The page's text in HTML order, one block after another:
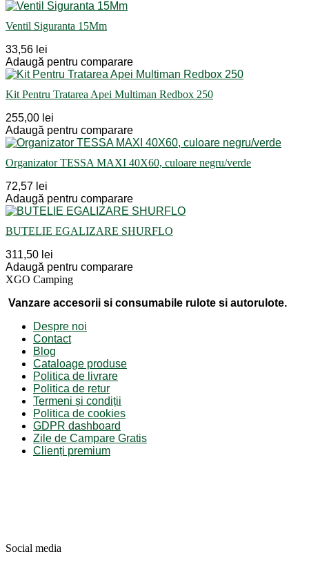
Ventil Siguranta 15Mm
33,56 lei
Adaugă pentru comparare
Kit Pentru Tratarea Apei Multiman Redbox 250
255,00 lei
Adaugă pentru comparare
Organizator TESSA MAXI 40X60, culoare negru/verde
72,57 lei
Adaugă pentru comparare
BUTELIE EGALIZARE SHURFLO
311,50 lei
Adaugă pentru comparare
XGO Camping
Vanzare accesorii si consumabile rulote si autorulote.
Despre noi
Contact
Blog
Cataloage produse
Politica de livrare
Politica de retur
Termeni și condiții
Politica de cookies
GDPR dashboard
Zile de Campare Gratis
Clienți premium
Social media